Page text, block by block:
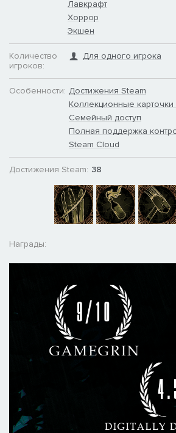
Исследуйте поместье Дерсето в
Alone in the Dark, ставшем
Вернитесь к истокам
эта игра положила начало жанру.
От мрачного завораживающего
джаз у вас мурашки поползут по
Попробуйте выжить в мире, где
мало.
Посмотрите на кошмар глазами
Вас ждет глубокая психологическая
выходящая за рамки возможного.
Микаэл Хедберг, создавший
Смотрите, как оживают на экране
воплощенные в жизнь
Комер («Убивая Еву», «Главный
Харбором («Очень странные дела»,
подарившими протагонистам свои
Лавкрафт
Хоррор
Экшен
Количество
игроков:
Для одного игрока
Особенности: Достижения Steam
Коллекционные карточки
Семейный доступ
Полная поддержка
Steam Cloud
Достижения Steam: 38
Награды: